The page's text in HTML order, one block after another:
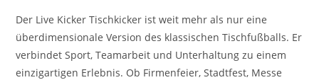
Der Live Kicker Tischkicker ist weit mehr als nur eine
überdimensionale Version des klassischen Tischfußballs. Er
verbindet Sport, Teamarbeit und Unterhaltung zu einem
einzigartigen Erlebnis. Ob Firmenfeier, Stadtfest, Messe